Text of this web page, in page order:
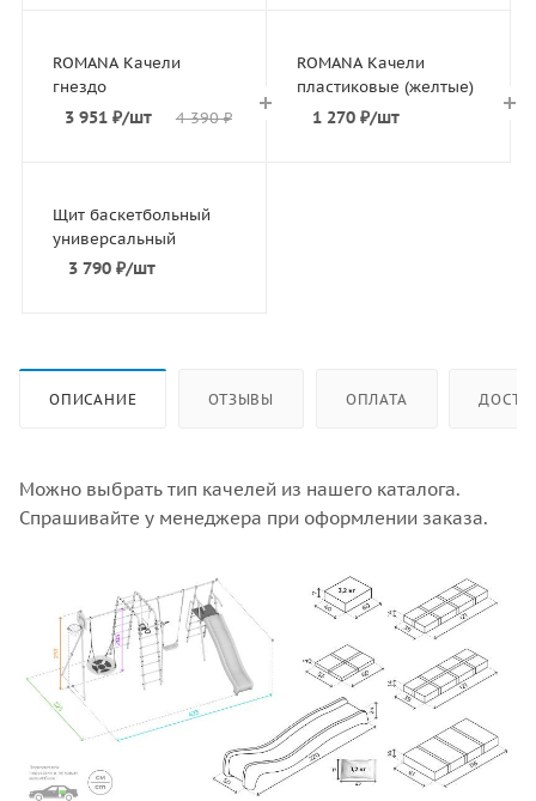
ROMANA Качели
гнездо
3 951₽/шт 4 390₽
ROMANA Качели
пластиковые (желтые)
1 270 ₽/шт
Щит баскетбольный
универсальный
3 790₽/шт
ОПИСАНИЕ ОТЗЫВЫ ОПЛАТА
Можно выбрать тип качелей из нашего каталога.
Спрашивайте у менеджера при оформлении заказа.